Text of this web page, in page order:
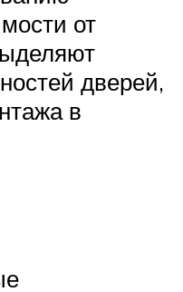
от
дверей,
в